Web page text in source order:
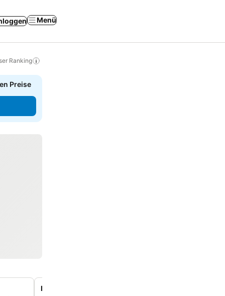
Menü
Ranking
Preise
MyMo Kids Club und vielfältige Aktivitäten